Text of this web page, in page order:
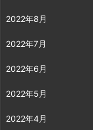
2022年8月
2022年7月
2022年6月
2022年5月
2022年4月